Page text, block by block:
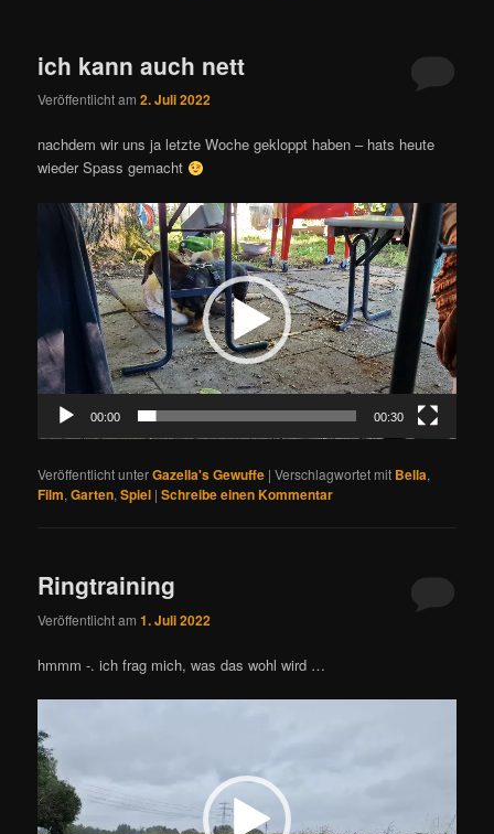
ich kann auch nett
Veröffentlicht am2. Juli 2022
nachdem wir uns ja letzte Woche gekloppt haben – hats heute
wieder Spass gemacht
Video-
Player
00:00 00:30
Veröffentlicht unterGazella's Gewuffe |Verschlagwortet mit Bella,
Film,Garten,Spiel |Schreibe einen Kommentar
Ringtraining
Veröffentlicht am1. Juli 2022
hmmm -. ich frag mich, was das wohl wird …
Player